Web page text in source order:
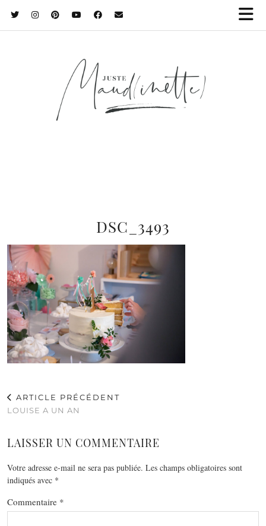
DSC_3493
ARTICLE PRÉCÉDENT
LOUISE A UN AN
LAISSER UN COMMENTAIRE
Votre adresse e-mail ne sera pas publiée. Les champs obligatoires sont
indiqués avec *
Commentaire *